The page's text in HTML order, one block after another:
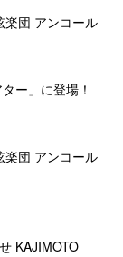
楽団 アンコール
ー」に登場！
楽団 アンコール
KAJIMOTO